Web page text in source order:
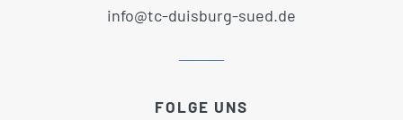
info@tc-duisburg-sued.de
FOLGE UNS